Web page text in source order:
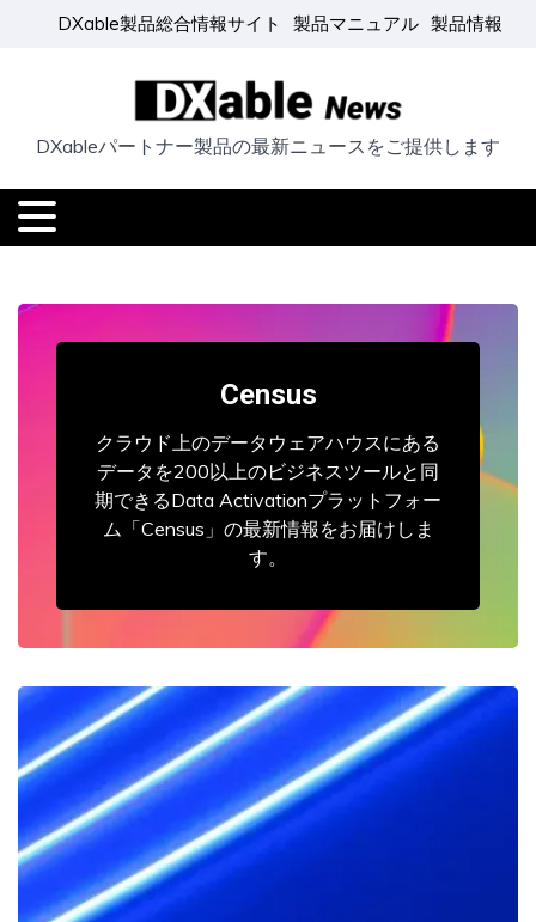
DXable製品総合情報サイト 製品マニュアル 製品情報
DXableパートナー製品の最新ニュースをご提供します
Census
クラウド上のデータウェアハウスにある
データを200以上のビジネスツールと同
期できるData Activationプラットフォー
ム「Census」の最新情報をお届けしま
す。